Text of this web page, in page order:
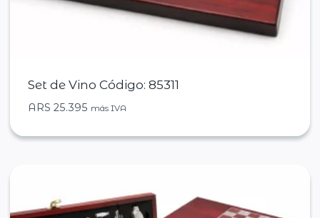
Set de Vino Código: 85311
ARS 25.395 más IVA